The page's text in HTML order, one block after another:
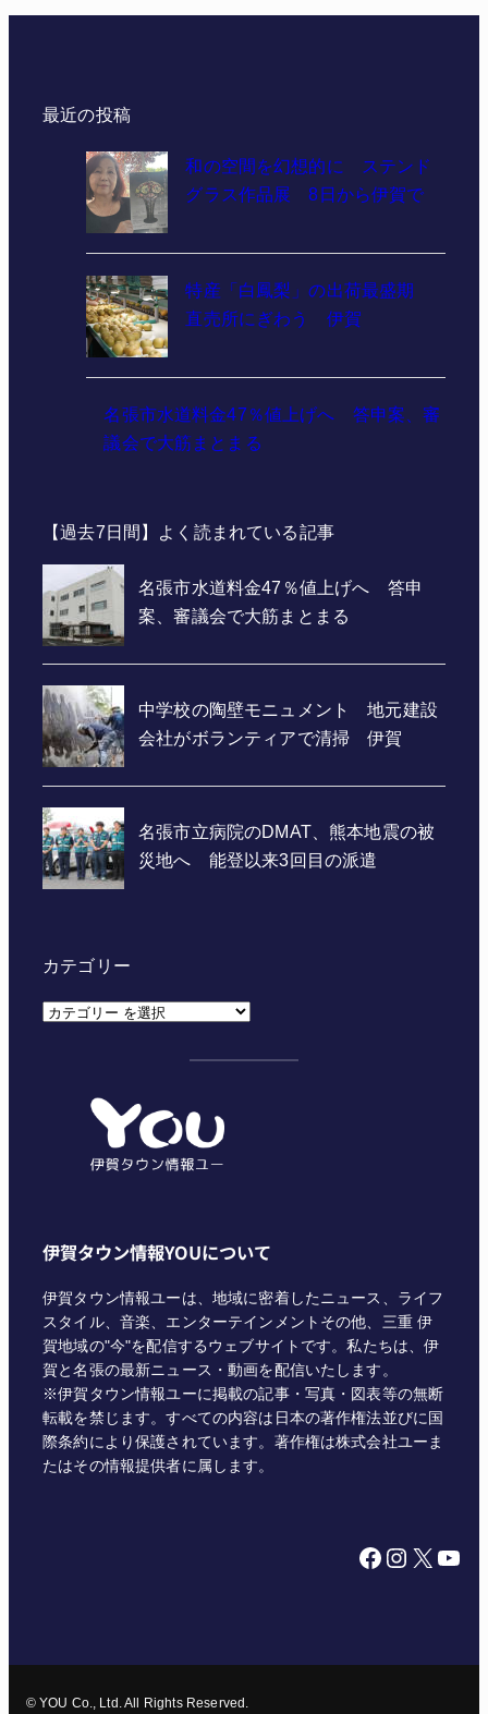
最近の投稿
和の空間を幻想的に ステンド
グラス作品展 8日から伊賀で
特産「白鳳梨」の出荷最盛期
直売所にぎわう 伊賀
名張市水道料金47％値上げへ 答申案、審
議会で大筋まとまる
【過去7日間】よく読まれている記事
カテゴリー
カ
伊賀タウン情報YOUについて
伊賀タウン情報ユーは、地域に密着したニュース、ライフ
スタイル、音楽、エンターテインメントその他、三重 伊
賀地域の"今"を配信するウェブサイトです。私たちは、伊
賀と名張の最新ニュース・動画を配信いたします。
※伊賀タウン情報ユーに掲載の記事・写真・図表等の無断
転載を禁じます。すべての内容は日本の著作権法並びに国
際条約により保護されています。著作権は株式会社ユーま
たはその情報提供者に属します。
Facebook Instagram X YouTube
© YOU Co., Ltd. All Rights Reserved.